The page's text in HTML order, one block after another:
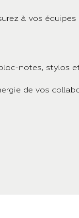
à vos équipes
notes, stylos
de vos